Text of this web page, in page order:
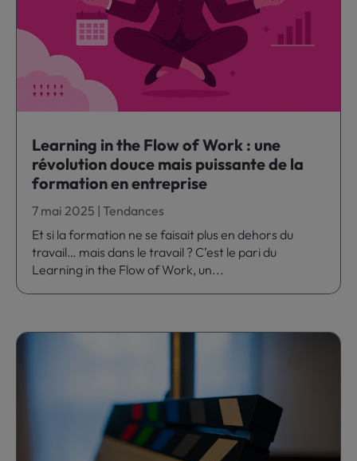
Learning in the Flow of Work : une
révolution douce mais puissante de la
formation en entreprise
7 mai 2025 |Tendances
Et si la formation ne se faisait plus en dehors du
travail… mais dans le travail ? C’est le pari du
Learning in the Flow of Work, un...